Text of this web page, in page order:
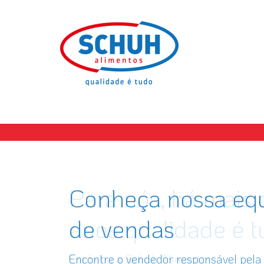
Para nós, há mais
anos qualidade é
Conheça a Schuh Alimentos
Conheça nossa
de vendas
Encontre o vendedor responsável